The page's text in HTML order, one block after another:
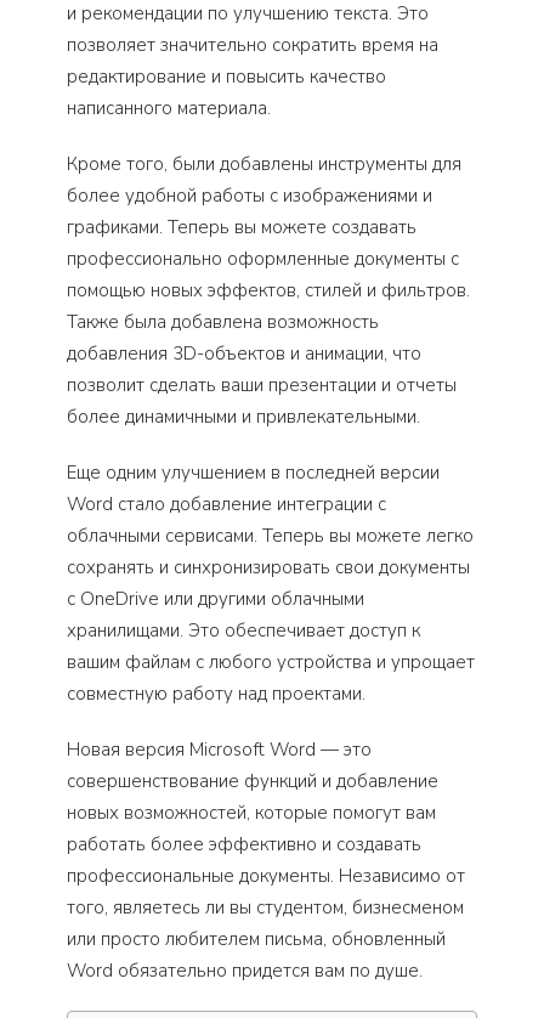
и рекомендации по улучшению текста. Это
позволяет значительно сократить время на
редактирование и повысить качество
написанного материала.
Кроме того, были добавлены инструменты для
более удобной работы с изображениями и
графиками. Теперь вы можете создавать
профессионально оформленные документы с
помощью новых эффектов, стилей и фильтров.
Также была добавлена возможность
добавления 3D-объектов и анимации, что
позволит сделать ваши презентации и отчеты
более динамичными и привлекательными.
Еще одним улучшением в последней версии
Word стало добавление интеграции с
облачными сервисами. Теперь вы можете легко
сохранять и синхронизировать свои документы
с OneDrive или другими облачными
хранилищами. Это обеспечивает доступ к
вашим файлам с любого устройства и упрощает
совместную работу над проектами.
Новая версия Microsoft Word — это
совершенствование функций и добавление
новых возможностей, которые помогут вам
работать более эффективно и создавать
профессиональные документы. Независимо от
того, являетесь ли вы студентом, бизнесменом
или просто любителем письма, обновленный
Word обязательно придется вам по душе.